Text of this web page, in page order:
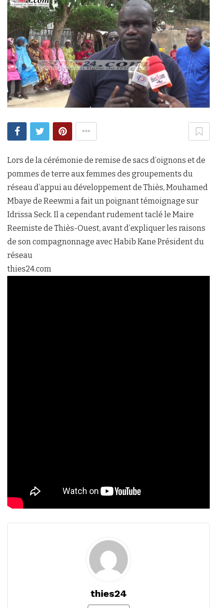
Lors de la cérémonie de remise de sacs d’oignons et de
pommes de terre aux femmes des groupements du
réseau d’appui au développement de Thiès, Mouhamed
Mbaye de Reewmi a fait un poignant témoignage sur
Idrissa Seck. Il a cependant rudement taclé le Maire
Reemiste de Thiès-Ouest, avant d’expliquer les raisons
de son compagnonnage avec Habib Kane Président du
réseau
thies24.com
thies24